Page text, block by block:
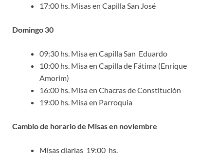
17:00 hs. Misas en Capilla San José
Domingo 30
09:30 hs. Misa en Capilla San Eduardo
10:00 hs. Misa en Capilla de Fátima (Enrique
Amorim)
16:00 hs. Misa en Chacras de Constitución
19:00 hs. Misa en Parroquia
Cambio de horario de Misas en noviembre
Misas diarias 19:00 hs.